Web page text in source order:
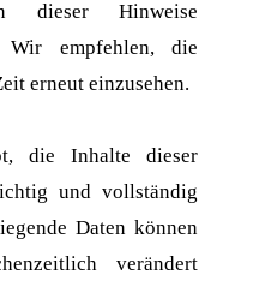
dieser Hinweise
Wir empfehlen, die
erneut einzusehen.
die Inhalte dieser
und vollständig
Daten können
verändert